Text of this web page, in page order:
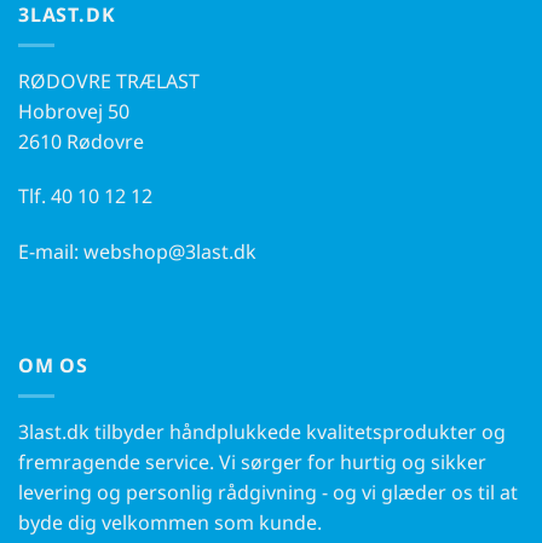
3LAST.DK
RØDOVRE TRÆLAST
Hobrovej 50
2610 Rødovre
Tlf. 40 10 12 12
E-mail: webshop@3last.dk
OM OS
3last.dk tilbyder håndplukkede kvalitetsprodukter og
fremragende service. Vi sørger for hurtig og sikker
levering og personlig rådgivning - og vi glæder os til at
byde dig velkommen som kunde.